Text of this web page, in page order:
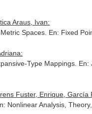
Araus, Ivan:
Spaces. En: Fixed
Type Mappings. En:
Fuster, Enrique, García
Nonlinear Analysis,